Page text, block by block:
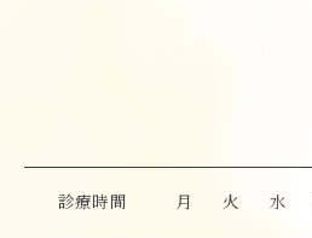
診療時間 月 火 水